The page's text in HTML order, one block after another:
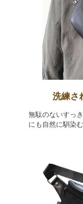
洗練さ
無駄のないすっ
にも自然に馴染